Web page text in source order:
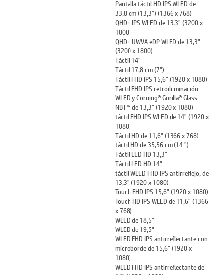
Pantalla táctil HD IPS WLED de
33,8 cm (13,3") (1366 x 768)
QHD+ IPS WLED de 13,3" (3200 x
1800)
QHD+ UWVA eDP WLED de 13,3"
(3200 x 1800)
Táctil 14"
Táctil 17,8 cm (7")
Táctil FHD IPS 15,6" (1920 x 1080)
Táctil FHD IPS retroiluminación
WLED y Corning® Gorilla® Glass
NBT™ de 13,3" (1920 x 1080)
táctil FHD IPS WLED de 14" (1920 x
1080)
Táctil HD de 11,6" (1366 x 768)
táctil HD de 35,56 cm (14 ")
Táctil LED HD 13,3"
Táctil LED HD 14"
táctil WLED FHD IPS antirreflejo, de
13,3" (1920 x 1080)
Touch FHD IPS 15,6" (1920 x 1080)
Touch HD IPS WLED de 11,6" (1366
x 768)
WLED de 18,5"
WLED de 19,5"
WLED FHD IPS antirreflectante con
microborde de 15,6" (1920 x
1080)
WLED FHD IPS antirreflectante de